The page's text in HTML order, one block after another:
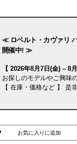
≪ ロベルト・カヴァリ
開催中! ≫
【 2026年8月7日(金) – 8
お探しのモデルやご興味
【 在庫・価格など 】 是
お気に入りに追加